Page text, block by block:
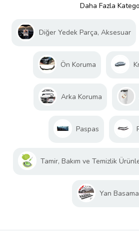
Daha Fazla
Diğer Yedek Parça, Aksesuar
Ön Koruma
Arka Koruma
Paspas
Tamir, Bakım ve Temizlik
Yan